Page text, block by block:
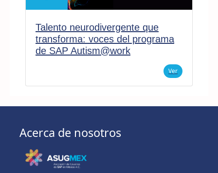
Talento neurodivergente que
transforma: voces del programa
de SAP Autism@work
Ver
Acerca de nosotros